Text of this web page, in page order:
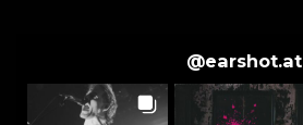
@earshot.at